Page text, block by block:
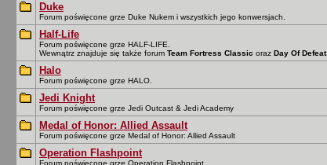
Duke
Forum poświęcone grze Duke Nukem i wszystkich jego konwersjach.
Half-Life
Forum poświęcone grze HALF-LIFE.
Wewnątrz znajduje się także forum Team Fortress Classic oraz Day Of Defeat
Halo
Forum poświęcone grze HALO.
Jedi Knight
Forum poświęcone grze Jedi Outcast & Jedi Academy
Medal of Honor: Allied Assault
Forum poświęcone grze Medal of Honor: Allied Assault
Operation Flashpoint
Forum poświęcone grze Operation Flashpoint.